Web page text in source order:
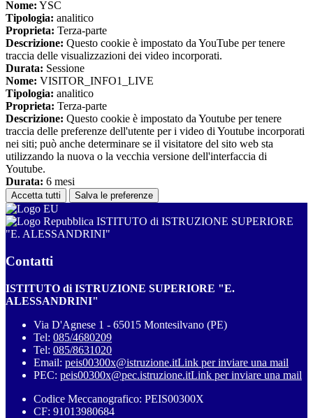
Nome: YSC
Tipologia: analitico
Proprieta: Terza-parte
Descrizione: Questo cookie è impostato da YouTube per tenere
traccia delle visualizzazioni dei video incorporati.
Durata: Sessione
Nome: VISITOR_INFO1_LIVE
Tipologia: analitico
Proprieta: Terza-parte
Descrizione: Questo cookie è impostato da Youtube per tenere
traccia delle preferenze dell'utente per i video di Youtube incorporati
nei siti; può anche determinare se il visitatore del sito web sta
utilizzando la nuova o la vecchia versione dell'interfaccia di
Youtube.
Durata: 6 mesi
Accetta tutti Salva le preferenze
ISTITUTO di ISTRUZIONE SUPERIORE
"E. ALESSANDRINI"
Contatti
ISTITUTO di ISTRUZIONE SUPERIORE "E.
ALESSANDRINI"
Via D'Agnese 1 - 65015 Montesilvano (PE)
Tel: 085/4680209
Tel: 085/8631020
Email: peis00300x@istruzione.itLink per inviare una mail
PEC: peis00300x@pec.istruzione.itLink per inviare una mail
Codice Meccanografico: PEIS00300X
CF: 91013980684